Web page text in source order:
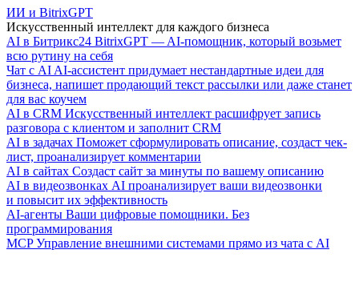
ИИ и BitrixGPT
Искусственный интеллект для каждого бизнеса
AI в Битрикс24 BitrixGPT — AI-помощник, который возьмет
всю рутину на себя
Чат с AI AI-ассистент придумает нестандартные идеи для
бизнеса, напишет продающий текст рассылки или даже станет
для вас коучем
AI в CRM Искусственный интеллект расшифрует запись
разговора с клиентом и заполнит CRM
AI в задачах Поможет сформулировать описание, создаст чек-
лист, проанализирует комментарии
AI в сайтах Создаст сайт за минуты по вашему описанию
AI в видеозвонках AI проанализирует ваши видеозвонки
и повысит их эффективность
AI-агенты Ваши цифровые помощники. Без
программирования
MCP Управление внешними системами прямо из чата с AI